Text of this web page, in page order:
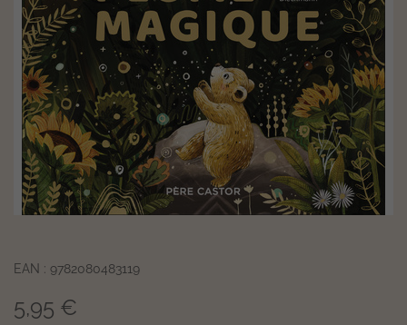
EAN : 9782080483119
5,95 €